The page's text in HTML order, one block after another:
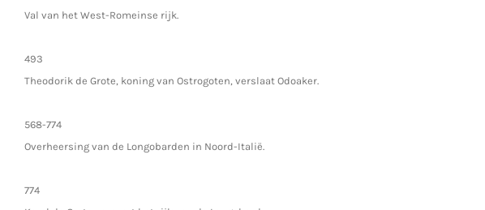
Val van het West-Romeinse rijk.
493
Theodorik de Grote, koning van Ostrogoten, verslaat Odoaker.
568-774
Overheersing van de Longobarden in Noord-Italië.
774